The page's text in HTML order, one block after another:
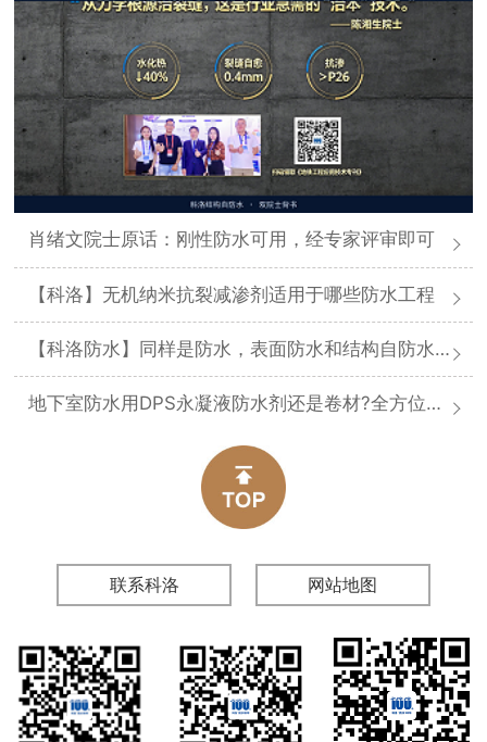
肖绪文院士原话：刚性防水可用，经专家评审即可
【科洛】无机纳米抗裂减渗剂适用于哪些防水工程
【科洛防水】同样是防水，表面防水和结构自防水差在哪
地下室防水用DPS永凝液防水剂还是卷材?全方位对比分析
联系科洛 网站地图